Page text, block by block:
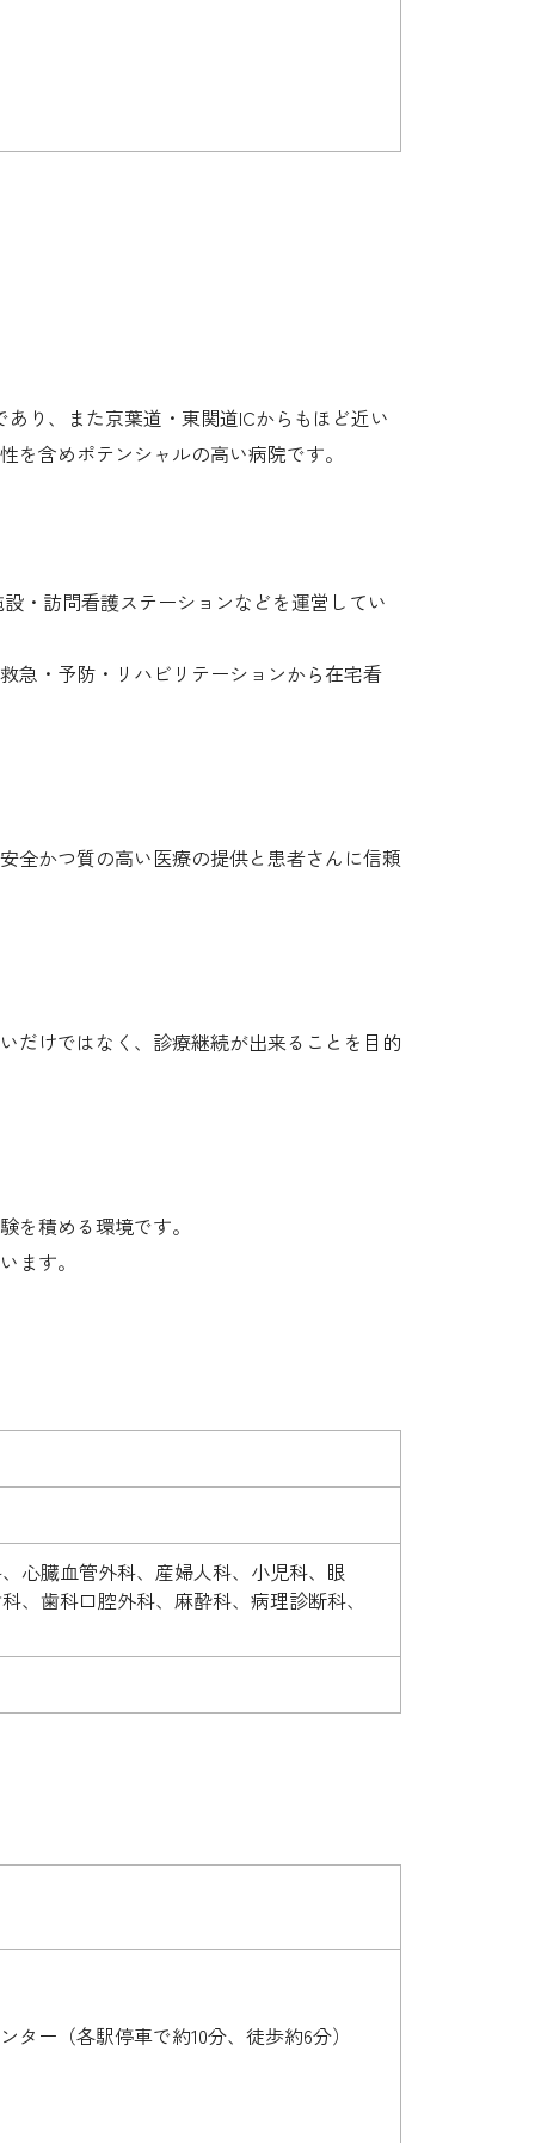
り、また京葉道・東関道ICからもほど近い
含めポテンシャルの高い病院です。
・訪問看護ステーションなどを運営してい
急・予防・リハビリテーションから在宅看
全かつ質の高い医療の提供と患者さんに信頼
だけではなく、診療継続が出来ることを目的
を積める環境です。
ます。
心臓血管外科、産婦人科、小児科、眼
歯科口腔外科、麻酔科、病理診断科、
ー（各駅停車で約10分、徒歩約6分）